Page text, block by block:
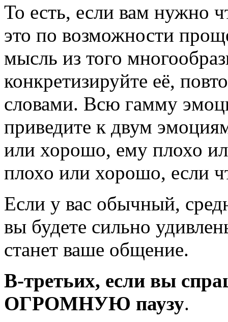
То есть, если вам нужно
это по возможности
мысль из того
конкретизируйте её,
словами. Всю гамму
приведите к двум
или хорошо, ему плохо
плохо или хорошо, если
Если у вас обычный,
вы будете сильно
станет ваше общение.
В-третьих, если вы
ОГРОМНУЮ паузу.